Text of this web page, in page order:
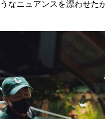
なニュアンスを漂わせた